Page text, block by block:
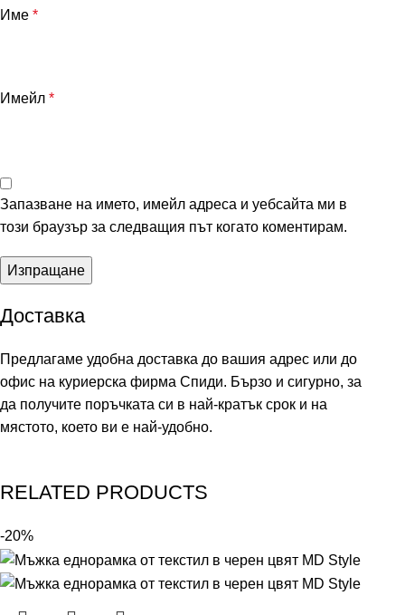
Име*
Имейл*
Запазване на името, имейл адреса и уебсайта ми в
този браузър за следващия път когато коментирам.
Доставка
Предлагаме удобна доставка до вашия адрес или до
офис на куриерска фирма Спиди. Бързо и сигурно, за
да получите поръчката си в най-кратък срок и на
мястото, което ви е най-удобно.
RELATED PRODUCTS
-20%